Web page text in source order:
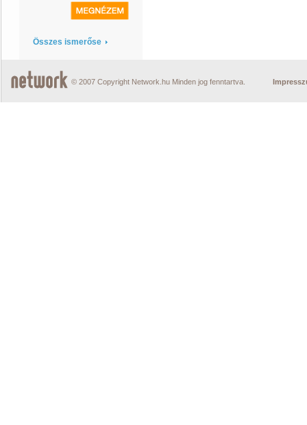
Összes ismerőse
© 2007 Copyright Network.hu Minden jog fenntartva.